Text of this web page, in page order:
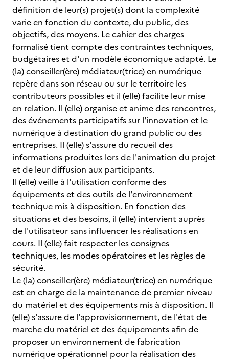
définition de leur(s) projet(s) dont la complexité
varie en fonction du contexte, du public, des
objectifs, des moyens. Le cahier des charges
formalisé tient compte des contraintes techniques,
budgétaires et d'un modèle économique adapté. Le
(la) conseiller(ère) médiateur(trice) en numérique
repère dans son réseau ou sur le territoire les
contributeurs possibles et il (elle) facilite leur mise
en relation. Il (elle) organise et anime des rencontres,
des événements participatifs sur l'innovation et le
numérique à destination du grand public ou des
entreprises. Il (elle) s'assure du recueil des
informations produites lors de l'animation du projet
et de leur diffusion aux participants.
Il (elle) veille à l'utilisation conforme des
équipements et des outils de l'environnement
technique mis à disposition. En fonction des
situations et des besoins, il (elle) intervient auprès
de l'utilisateur sans influencer les réalisations en
cours. Il (elle) fait respecter les consignes
techniques, les modes opératoires et les règles de
sécurité.
Le (la) conseiller(ère) médiateur(trice) en numérique
est en charge de la maintenance de premier niveau
du matériel et des équipements mis à disposition. Il
(elle) s'assure de l'approvisionnement, de l'état de
marche du matériel et des équipements afin de
proposer un environnement de fabrication
numérique opérationnel pour la réalisation des